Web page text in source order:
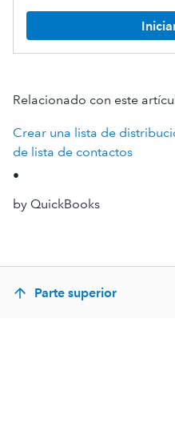
Relacionado con este
Crear una lista de
de lista de contactos
•
by QuickBooks
Parte superior